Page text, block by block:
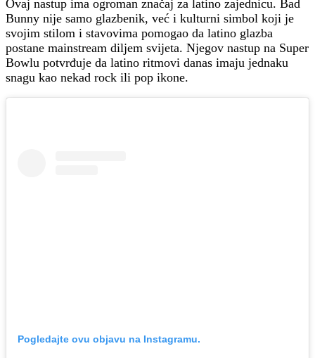
Ovaj nastup ima ogroman značaj za latino zajednicu. Bad
Bunny nije samo glazbenik, već i kulturni simbol koji je
svojim stilom i stavovima pomogao da latino glazba
postane mainstream diljem svijeta. Njegov nastup na Super
Bowlu potvrđuje da latino ritmovi danas imaju jednaku
snagu kao nekad rock ili pop ikone.
Pogledajte ovu objavu na Instagramu.